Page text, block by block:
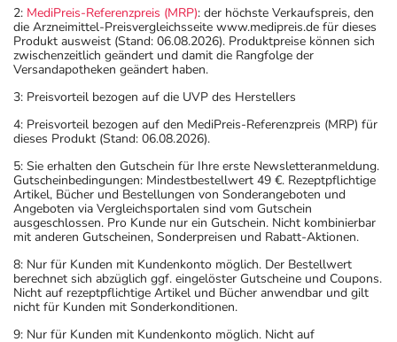
dem Verdacht auf eine Überdosierung umgehend mit
einem Arzt in Verbindung.
Einnahme vergessen?
Einnahme um mind. 12 Stunden verpasst: Setzen Sie die
Einnahme zum nächsten vorgeschriebenen Zeitpunkt
normal (also nicht mit der doppelten Menge) fort.
Einnahme um max. 12 Stunden verpasst: Nehmen Sie das
Arzneimittel ein, sobald Sie daran denken und halten
dann Ihren ursprünglichen Zeitplan ein.
Generell gilt: Achten Sie vor allem bei Säuglingen,
Kleinkindern und älteren Menschen auf eine
gewissenhafte Dosierung. Im Zweifelsfalle fragen Sie
Ihren Arzt oder Apotheker nach etwaigen Auswirkungen
oder Vorsichtsmaßnahmen.
2: MediPreis-Referenzpreis (MRP): der höchste Verkaufspreis, den
die Arzneimittel-Preisvergleichsseite www.medipreis.de für dieses
Produkt ausweist (Stand: 06.08.2026). Produktpreise können sich
zwischenzeitlich geändert und damit die Rangfolge der
Versandapotheken geändert haben.
3: Preisvorteil bezogen auf die UVP des Herstellers
4: Preisvorteil bezogen auf den MediPreis-Referenzpreis (MRP) für
dieses Produkt (Stand: 06.08.2026).
5: Sie erhalten den Gutschein für Ihre erste Newsletteranmeldung.
Gutscheinbedingungen: Mindestbestellwert 49 €. Rezeptpflichtige
Artikel, Bücher und Bestellungen von Sonderangeboten und
Angeboten via Vergleichsportalen sind vom Gutschein
ausgeschlossen. Pro Kunde nur ein Gutschein. Nicht kombinierbar
mit anderen Gutscheinen, Sonderpreisen und Rabatt-Aktionen.
8: Nur für Kunden mit Kundenkonto möglich. Der Bestellwert
berechnet sich abzüglich ggf. eingelöster Gutscheine und Coupons.
Nicht auf rezeptpflichtige Artikel und Bücher anwendbar und gilt
nicht für Kunden mit Sonderkonditionen.
9: Nur für Kunden mit Kundenkonto möglich. Nicht auf